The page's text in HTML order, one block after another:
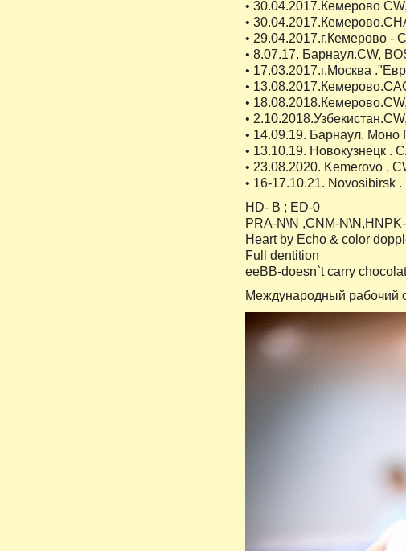
• 30.04.2017.Кемерово
•
• 29.04.2017.г.Кемерово -
• 8.07.17. Барнаул.CW,
• 17.03.2017.г.Москва
•
•
•
• 14.09.19. Барнаул. Моно
• 13.10.19. Новокузнецк .
• 23.08.2020. Kemerovo .
• 16-17.10.21. Novosibirsk
HD- B ; ED-0
PRA-N\N ,CNM-
Heart by Echo & color
Full dentition
eeBB-doesn`t carry
Международный рабочий